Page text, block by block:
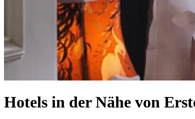
Hotels in der Nähe von